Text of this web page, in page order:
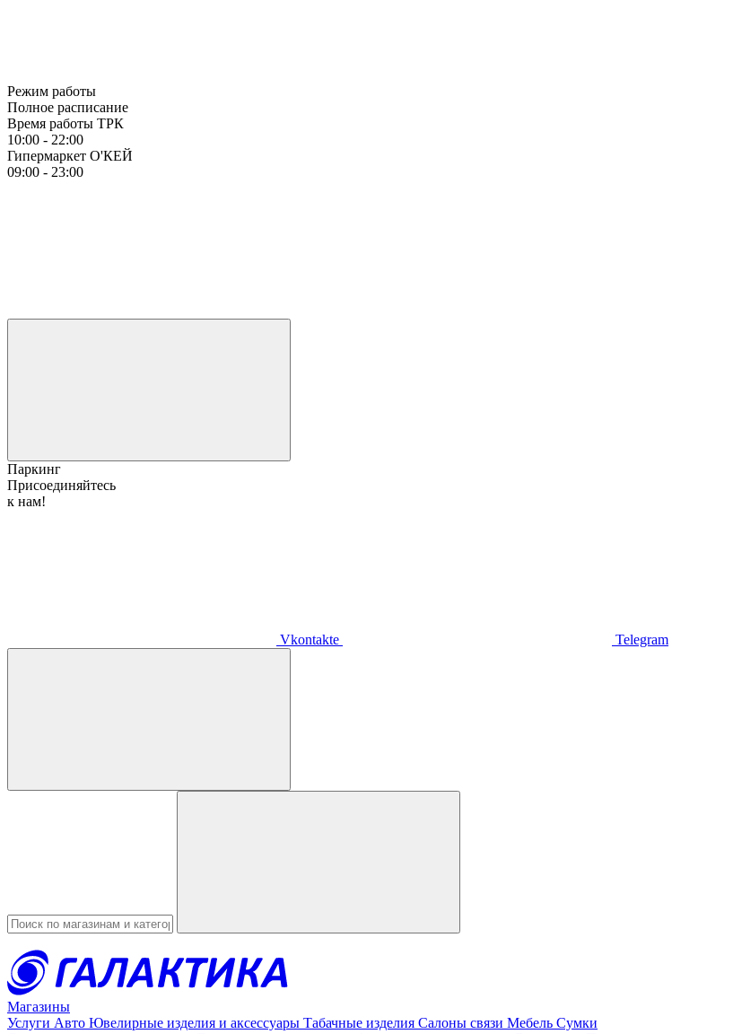
Режим работы
Полное расписание
Время работы ТРК
10:00 - 22:00
Гипермаркет О'КЕЙ
09:00 - 23:00
Паркинг
Присоединяйтесь
к нам!
Vkontakte Telegram
Магазины
Услуги Авто Ювелирные изделия и аксессуары Табачные изделия Салоны связи Мебель Сумки